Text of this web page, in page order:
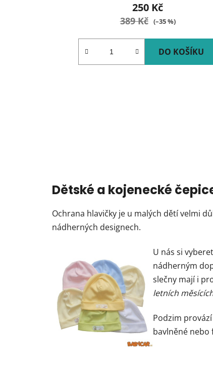
250 Kč
389 Kč (–35 %)
DO KOŠÍKU
Dětské a kojenecké
Ochrana hlavičky je u malých dětí velmi
nádherných designech.
U nás si
nádherným
slečny mají i
letních
Podzim provází
bavlněné nebo